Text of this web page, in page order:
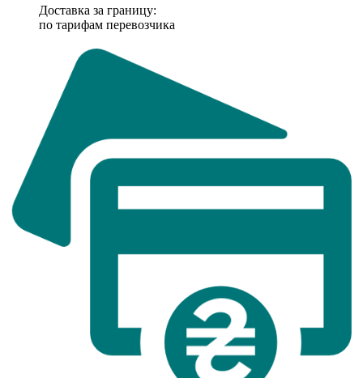
Доставка за границу:
по тарифам перевозчика